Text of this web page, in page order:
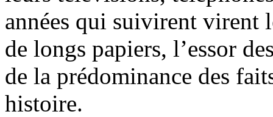
années qui suivirent virent
de longs papiers, l’essor
de la prédominance des
histoire.